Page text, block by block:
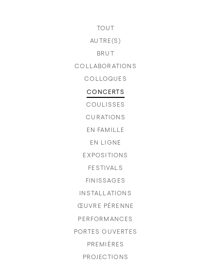
TOUT
AUTRE(S)
BRUT
COLLABORATIONS
COLLOQUES
CONCERTS
COULISSES
CURATIONS
EN FAMILLE
EN LIGNE
EXPOSITIONS
FESTIVALS
FINISSAGES
INSTALLATIONS
ŒUVRE PÉRENNE
PERFORMANCES
PORTES OUVERTES
PREMIÈRES
PROJECTIONS